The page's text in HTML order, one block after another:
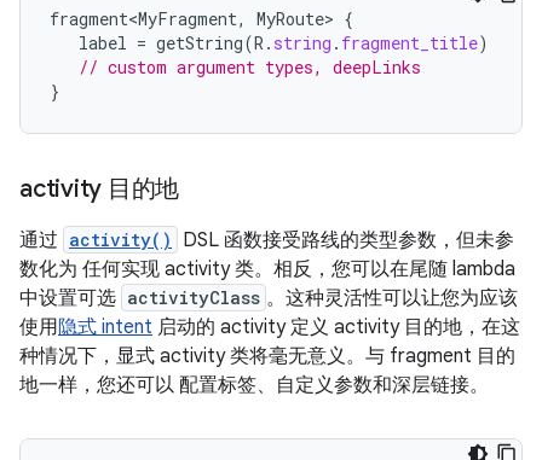
fragment<MyFragment, MyRoute> {
label = getString(R . string . fragment_title)
// custom argument types, deepLinks
}
activity 目的地
通过 activity()
DSL 函数接受路线的类型参数，但未参
数化为 任何实现 activity 类。相反，您可以在尾随 lambda
中设置可选 activityClass 。这种灵活性可以让您为应该
使用隐式 intent 启动的 activity 定义 activity 目的地，在这
种情况下，显式 activity 类将毫无意义。与 fragment 目的
地一样，您还可以 配置标签、自定义参数和深层链接。